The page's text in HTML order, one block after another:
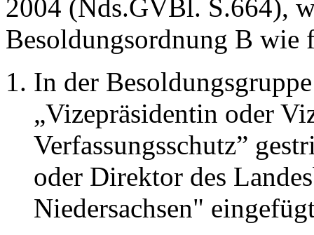
2004 (Nds.GVBl. S.664),
Besoldungsordnung B wie
In der
„Vizepräsidentin oder
Verfassungsschutz”
oder Direktor des
Niedersachsen"